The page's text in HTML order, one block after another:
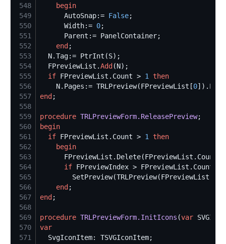
548
begin
549
      AutoSnap:=
False
550
      Width:=
0
551
552
end
553
554
  FPreviewList.
Add
555
if FPreviewList.Count > 1
then
556
    N.Pages:= TRLPreview(FPreviewList[
0
557
end
558
559
procedure TRLPreviewForm.ReleasePreview
560
begin
561
if FPreviewList.Count > 1
then
562
begin
563
FPreviewList.Delete(FPreviewList.Count
564
if FPreviewIndex > FPreviewList.Count -
565
566
end
567
end
568
569
procedure TRLPreviewForm.InitIcons (var
570
var
571